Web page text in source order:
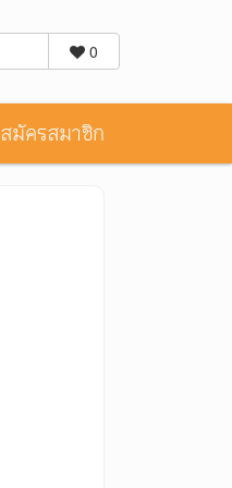
0
สมัครสมาชิก